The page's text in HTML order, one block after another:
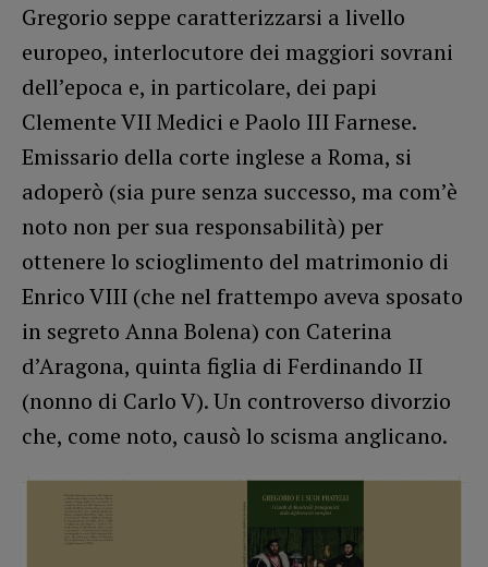
Gregorio seppe caratterizzarsi a livello
europeo, interlocutore dei maggiori sovrani
dell’epoca e, in particolare, dei papi
Clemente VII Medici e Paolo III Farnese.
Emissario della corte inglese a Roma, si
adoperò (sia pure senza successo, ma com’è
noto non per sua responsabilità) per
ottenere lo scioglimento del matrimonio di
Enrico VIII (che nel frattempo aveva sposato
in segreto Anna Bolena) con Caterina
d’Aragona, quinta figlia di Ferdinando II
(nonno di Carlo V). Un controverso divorzio
che, come noto, causò lo scisma anglicano.